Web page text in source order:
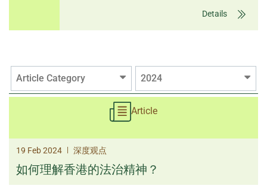
Details
Article Category 2024
Article
19 Feb 2024 | 深度观点
如何理解香港的法治精神？